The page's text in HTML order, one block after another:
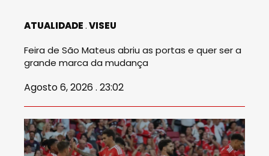
ATUALIDADE VISEU
Feira de São Mateus abriu as portas e quer ser a
grande marca da mudança
Agosto 6, 2026 . 23:02